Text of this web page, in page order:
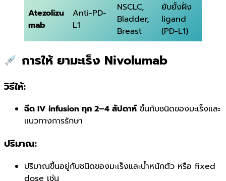
Atezolizu
mab
Anti-PD-
L1
NSCLC,
Bladder,
Breast
ยับยั้งฝั่ง
ligand
(PD-L1)
การให้ ยามะเร็ง Nivolumab
วิธีให้:
ฉีด IV infusion ทุก 2–4 สัปดาห์ ขึ้นกับชนิดของมะเร็งและ
แนวทางการรักษา
ปริมาณ:
ปริมาณขึ้นอยู่กับชนิดของมะเร็งและน้ำหนักตัว หรือ fixed
dose เช่น